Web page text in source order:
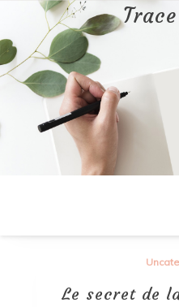
contenu
Le secret de